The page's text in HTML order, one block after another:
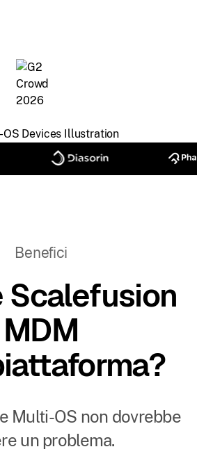
Benefici
Scalefusion
MDM
Multi-OS non dovrebbe
un problema.